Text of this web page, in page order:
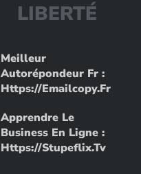
LIBERTÉ
Meilleur
Autorépondeur Fr :
Https://emailcopy.fr
Apprendre Le
Business En Ligne :
Https://stupeflix.tv